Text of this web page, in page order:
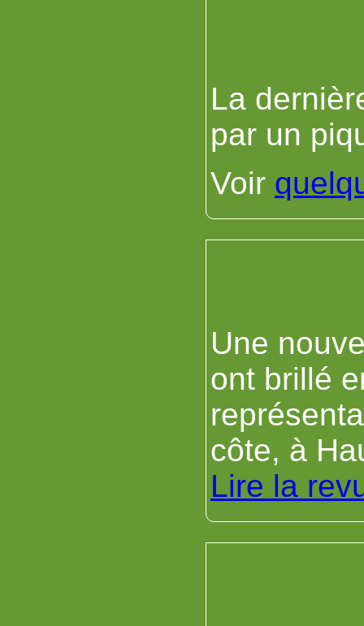
La
par un
Voir
Une
ont brillé
côte, à
Lire la